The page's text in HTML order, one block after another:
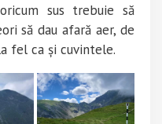
sus trebuie să
să dau afară aer, de
fel ca și cuvintele.